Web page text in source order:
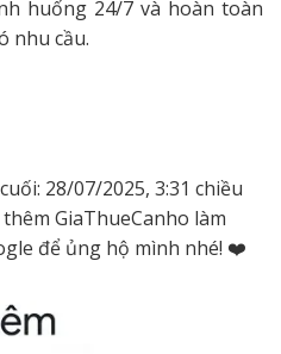
huống 24/7 và hoàn toàn
nhu cầu.
28/07/2025, 3:31 chiều
GiaThueCanho làm
để ủng hộ mình nhé! ❤️